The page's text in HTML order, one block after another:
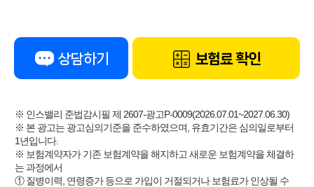
상담하기 보험료 확인
※ 인스밸리 준법감시필 제 2607-광고P-0009(2026.07.01~2027.06.30)
※ 본 광고는 광고심의기준을 준수하였으며, 유효기간은 심의일로부터
1년입니다.
※ 보험계약자가 기존 보험계약을 해지하고 새로운 보험계약을 체결하
는 과정에서
① 질병이력, 연령증가 등으로 가입이 거절되거나 보험료가 인상될 수